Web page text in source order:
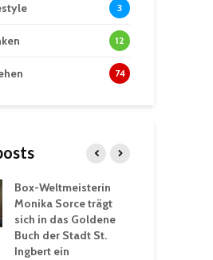
3
12
74
Box-Weltmeisterin
Monika Sorce trägt
sich in das Goldene
Buch der Stadt St.
Ingbert ein